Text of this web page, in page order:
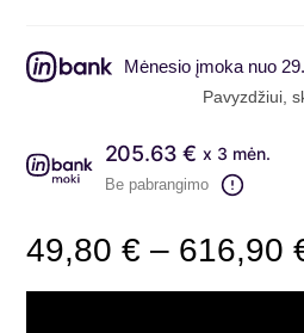
Mėnesio įmoka nuo
Pavyzdžiui,
205.63 € x 3 mėn.
Be pabrangimo
49,80€ – 616,90